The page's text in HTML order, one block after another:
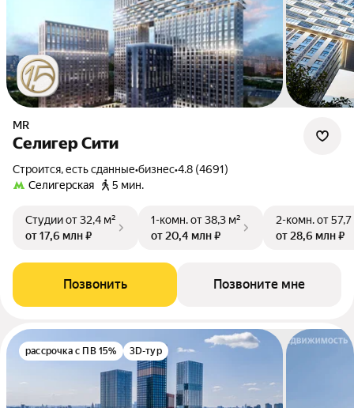
MR
Селигер Сити
Строится, есть сданные•бизнес•4.8 (4691)
Селигерская
5 мин.
Студииот 32,4 м²
от 17,6 млн ₽
1-комн.от 38,3 м²
от 20,4 млн ₽
2-комн.от
от 28,6 млн ₽
Позвонить Позвоните мне
рассрочка с ПВ 15% 3D-тур